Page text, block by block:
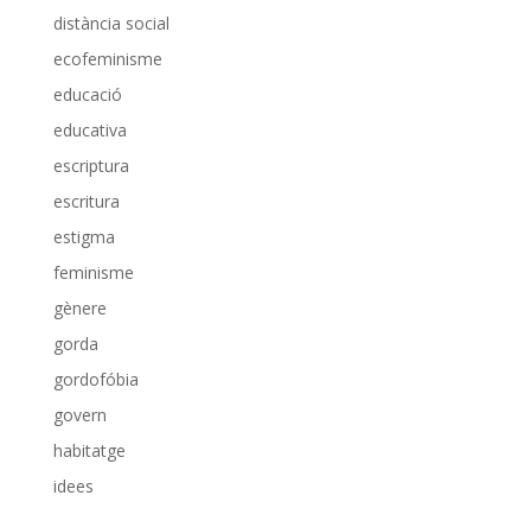
distància social
ecofeminisme
educació
educativa
escriptura
escritura
estigma
feminisme
gènere
gorda
gordofóbia
govern
habitatge
idees